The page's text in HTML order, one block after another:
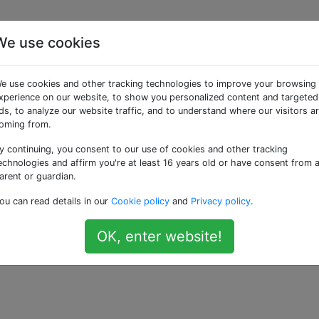
les
un délai?
de localisation se désactivent automatiquement
Je le laisse normalement éteint sauf pour certaines
j'oublie de le désactiver, et c'est une grosse
services
use cookies
use cookies and other tracking technologies to improve your browsing
on our website, to show you personalized content and targeted
to analyze our website traffic, and to understand where our visitors
from.
continuing, you consent to our use of cookies and other tracking
and affirm you're at least 16 years old or have consent from a
or guardian.
can read details in our Cookie policy and Privacy policy.
OK, enter website!